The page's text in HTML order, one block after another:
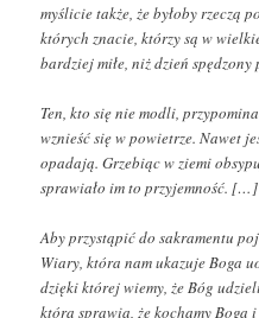
myślicie także, że byłoby rzeczą
których znacie, którzy są w
bardziej miłe, niż dzień
Ten, kto się nie modli,
wznieść się w powietrze. Nawet
opadają. Grzebiąc w ziemi
sprawiało im to przyjemność. […]
Aby przystąpić do sakramentu
Wiary, która nam ukazuje Boga
dzięki której wiemy, że Bóg
która sprawia, że kochamy Boga